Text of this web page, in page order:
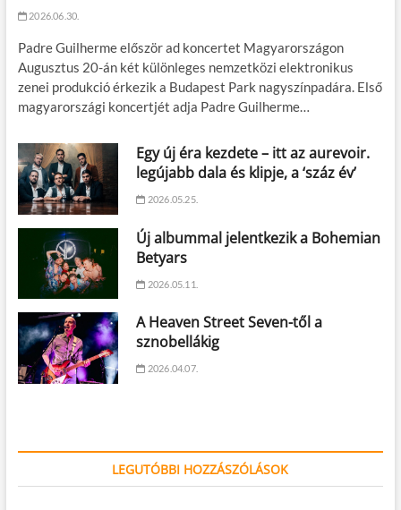
2026.06.30.
Padre Guilherme először ad koncertet Magyarországon
Augusztus 20-án két különleges nemzetközi elektronikus
zenei produkció érkezik a Budapest Park nagyszínpadára. Első
magyarországi koncertjét adja Padre Guilherme…
Egy új éra kezdete – itt az aurevoir.
legújabb dala és klipje, a ‘száz év’
2026.05.25.
Új albummal jelentkezik a Bohemian
Betyars
2026.05.11.
A Heaven Street Seven-től a
sznobellákig
2026.04.07.
LEGUTÓBBI HOZZÁSZÓLÁSOK